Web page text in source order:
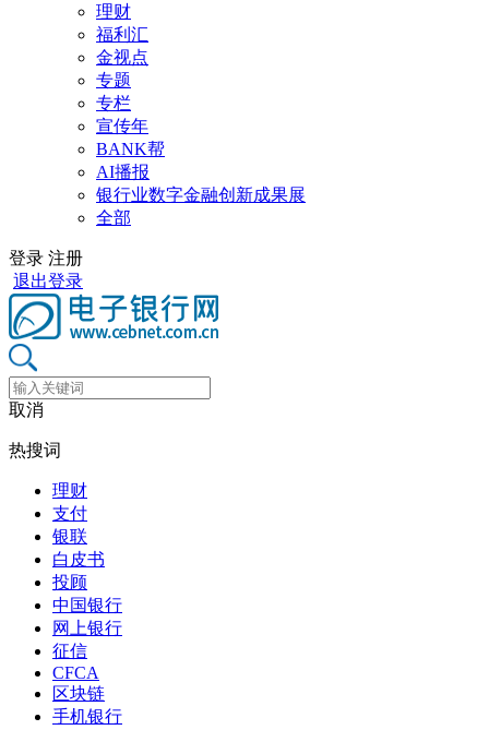
理财
福利汇
金视点
专题
专栏
宣传年
BANK帮
AI播报
银行业数字金融创新成果展
全部
登录 注册
退出登录
取消
热搜词
理财
支付
银联
白皮书
投顾
中国银行
网上银行
征信
CFCA
区块链
手机银行